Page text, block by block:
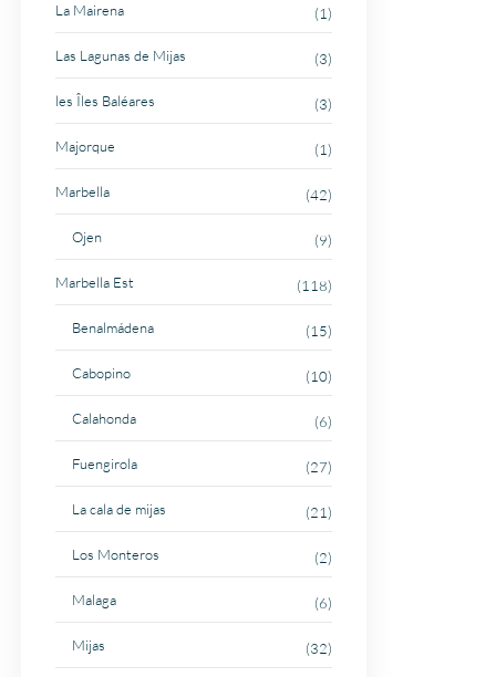
La Mairena (1)
Las Lagunas de Mijas (3)
les Îles Baléares (3)
Majorque (1)
Marbella (42)
Ojen (9)
Marbella Est (118)
Benalmádena (15)
Cabopino (10)
Calahonda (6)
Fuengirola (27)
La cala de mijas (21)
Los Monteros (2)
Malaga (6)
Mijas (32)